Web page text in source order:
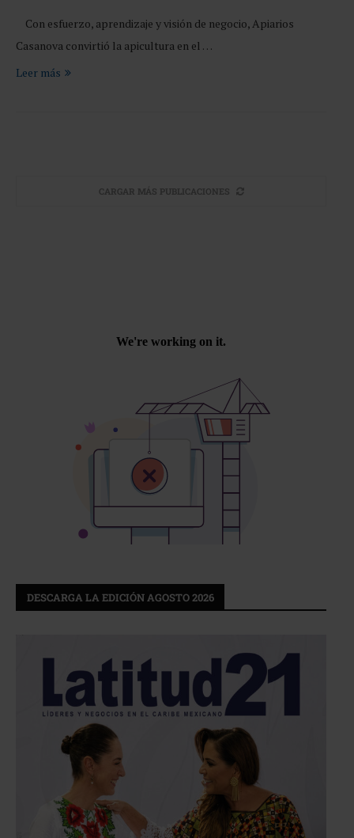
Con esfuerzo, aprendizaje y visión de negocio, Apiarios
Casanova convirtió la apicultura en el …
Leer más
CARGAR MÁS PUBLICACIONES
DESCARGA LA EDICIÓN AGOSTO 2026